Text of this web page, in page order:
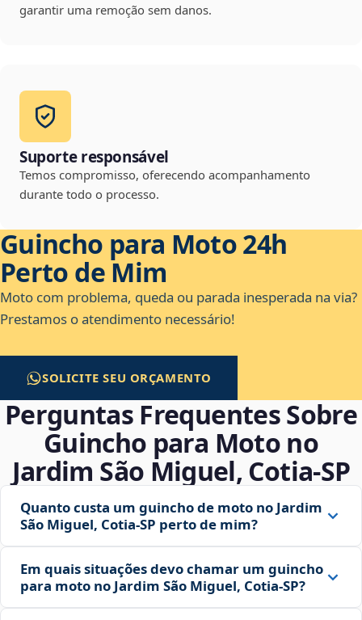
garantir uma remoção sem danos.
Suporte responsável
Temos compromisso, oferecendo acompanhamento
durante todo o processo.
Guincho para Moto 24h
Perto de Mim
Moto com problema, queda ou parada inesperada na via?
Prestamos o atendimento necessário!
SOLICITE SEU ORÇAMENTO
Perguntas Frequentes Sobre
Guincho para Moto no
Jardim São Miguel, Cotia‑SP
Quanto custa um guincho de moto no Jardim
São Miguel, Cotia‑SP perto de mim?
Em quais situações devo chamar um guincho
para moto no Jardim São Miguel, Cotia‑SP?